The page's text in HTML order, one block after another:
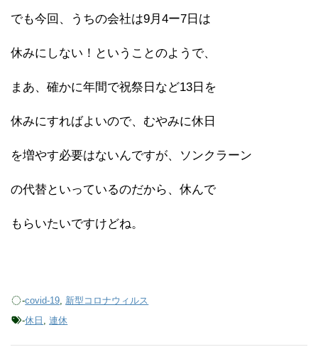
でも今回、うちの会社は9月4ー7日は
休みにしない！ということのようで、
まあ、確かに年間で祝祭日など13日を
休みにすればよいので、むやみに休日
を増やす必要はないんですが、ソンクラーン
の代替といっているのだから、休んで
もらいたいですけどね。
-covid-19, 新型コロナウィルス
-休日 ,連休